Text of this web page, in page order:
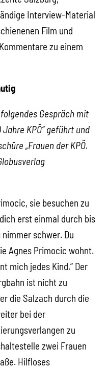
Interview-Material
Film und
zu einem
Gespräch mit
KPÖ“ geführt und
„Frauen der KPÖ.
sie besuchen zu
erst einmal durch bis
schwer. Du
Agnes Primocic wohnt.
mich jedes Kind.“ Der
ist nicht zu
die Salzach durch die
bei der
zu
zwei Frauen
Hilfloses